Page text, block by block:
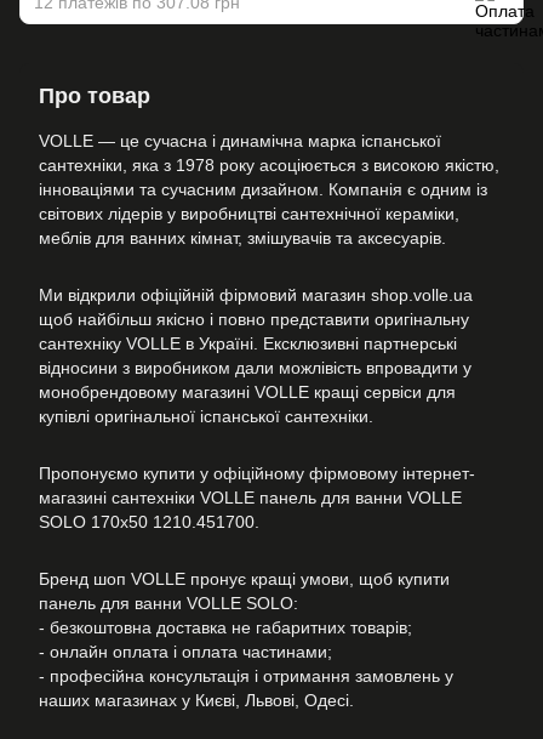
Про товар
VOLLE — це сучасна і динамічна марка іспанської
сантехніки, яка з 1978 року асоціюється з високою якістю,
інноваціями та сучасним дизайном. Компанія є одним із
світових лідерів у виробництві сантехнічної кераміки,
меблів для ванних кімнат, змішувачів та аксесуарів.
Ми відкрили офіційній фірмовий магазин shop.volle.ua
щоб найбільш якісно і повно представити оригінальну
сантехніку VOLLE в Україні. Ексклюзивні партнерські
відносини з виробником дали можлівість впровадити у
монобрендовому магазині VOLLE кращі сервіси для
купівлі оригінальної іспанської сантехніки.
Пропонуємо купити у офіційному фірмовому інтернет-
магазині сантехніки VOLLE панель для ванни VOLLE
SOLO 170x50 1210.451700.
Бренд шоп VOLLE пронує кращі умови, щоб купити
панель для ванни VOLLE SOLO:
- безкоштовна доставка не габаритних товарів;
- онлайн оплата і оплата частинами;
- професійна консультація і отримання замовлень у
наших магазинах у Києві, Львові, Одесі.